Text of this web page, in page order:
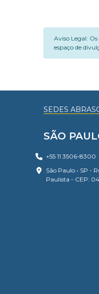
Aviso Legal:
espaço de
SEDES
SÃO
+55 11 3506-8300
São Paulo • SP -
Paulista - CEP: